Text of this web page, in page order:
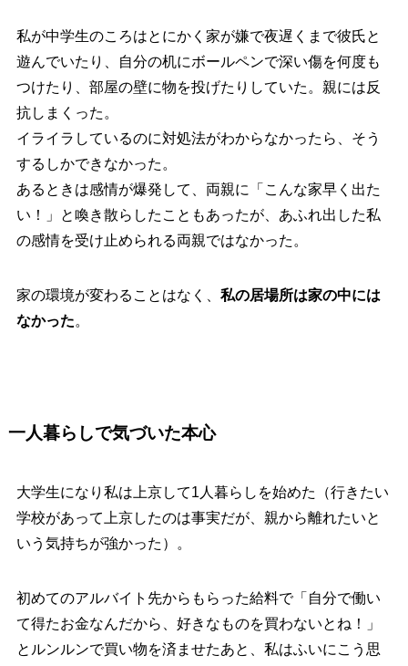
私が中学生のころはとにかく家が嫌で夜遅くまで彼氏と
遊んでいたり、自分の机にボールペンで深い傷を何度も
つけたり、部屋の壁に物を投げたりしていた。親には反
抗しまくった。
イライラしているのに対処法がわからなかったら、そう
するしかできなかった。
あるときは感情が爆発して、両親に「こんな家早く出た
い！」と喚き散らしたこともあったが、あふれ出した私
の感情を受け止められる両親ではなかった。
家の環境が変わることはなく、 私の居場所は家の中には
なかった。
一人暮らしで気づいた本心
大学生になり私は上京して1人暮らしを始めた（行きたい
学校があって上京したのは事実だが、親から離れたいと
いう気持ちが強かった）。
初めてのアルバイト先からもらった給料で「自分で働い
て得たお金なんだから、好きなものを買わないとね！」
とルンルンで買い物を済ませたあと、私はふいにこう思